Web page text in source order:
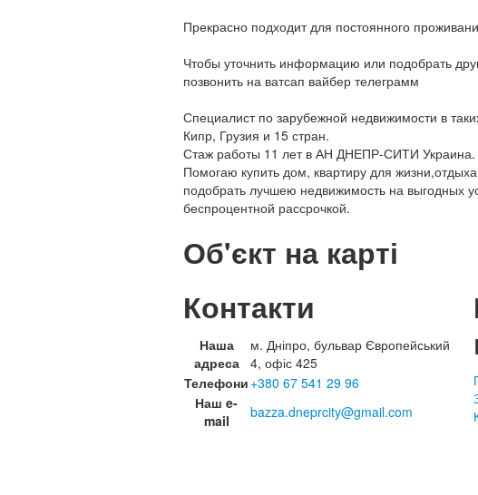
Прекрасно подходит для постоянного
Чтобы уточнить информацию или подобрать
позвонить на ватсап вайбер телеграмм
Специалист по зарубежной недвижимости в
Кипр, Грузия и 15 стран.
Стаж работы 11 лет в АН ДНЕПР-СИТИ Украина.
Помогаю купить дом, квартиру для
подобрать лучшею недвижимость на выгодных
беспроцентной рассрочкой.
Об'єкт на карті
Контакти
Наша
адреса
м. Дніпро, бульвар Європейський
4, офіс 425
Телефони +380 67 541 29 96
Наш e-
mail
bazza.dneprcity@gmail.com